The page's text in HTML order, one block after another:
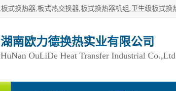
湖南欧力德换热实业有限公司
HuNan OuLiDe Heat Transfer Industrial Co.,Ltd